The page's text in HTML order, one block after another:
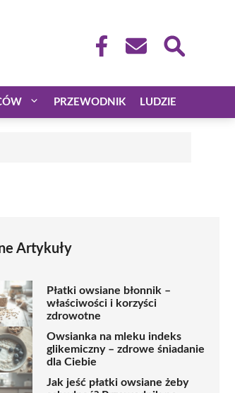
PRZEWODNIK LUDZIE
Artykuły
Płatki owsiane błonnik –
właściwości i korzyści
zdrowotne
Owsianka na mleku indeks
glikemiczny – zdrowe śniadanie
dla Ciebie
Jak jeść płatki owsiane żeby